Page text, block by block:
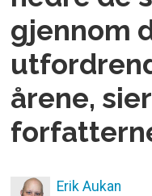
gjennom
årene,
Erik Aukan